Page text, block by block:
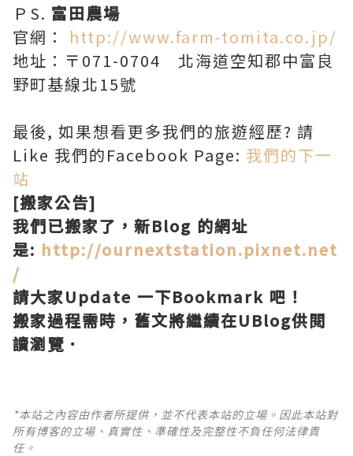
ＰS. 富田農場
官網：
http://www.farm-tomita.co.jp/
地址：〒071-0704 北海道空知郡中富良
野町基線北15號
最後, 如果想看更多我們的旅遊經歷? 請
Like 我們的Facebook Page: 我們的下一
站
[搬家公告]
我們已搬家了，新Blog 的網址
是: http://ournextstation.pixnet.net
/
請大家Update 一下Bookmark 吧！
搬家過程需時，舊文將繼續在UBlog供閱
讀瀏覽．
*本站之內容由作者所提供，並不代表本站的立場。因此本站對
所有博客的立場、真實性、準確性及完整性不負任何法律責
任。